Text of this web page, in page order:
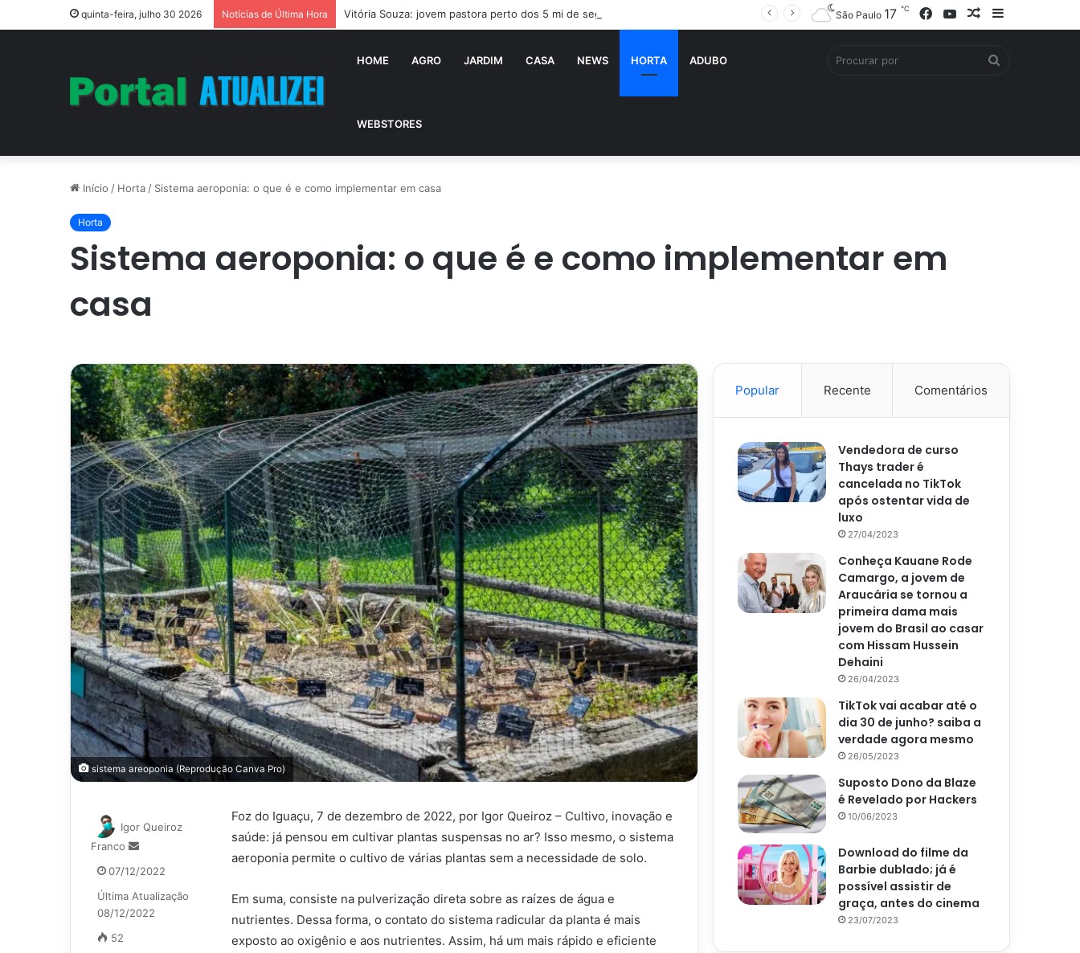
quinta-feira, julho 30 2026 Notícias de Última Hora Vitória Souza: jovem pastora perto dos 5 mi de seguidores na web
Barra
Artigo
YouTube
Facebook
São Paulo 17 ℃
HOME AGRO JARDIM CASA NEWS HORTA ADUBO
WEBSTORES
Início / Horta / Sistema aeroponia: o que é e como implementar em casa
Horta
Sistema aeroponia: o que é e como implementar em
casa
sistema areoponia (Reprodução Canva Pro)
Foz do Iguaçu, 7 de dezembro de 2022, por Igor Queiroz – Cultivo, inovação e
saúde: já pensou em cultivar plantas suspensas no ar? Isso mesmo, o sistema
aeroponia permite o cultivo de várias plantas sem a necessidade de solo.
Em suma, consiste na pulverização direta sobre as raízes de água e
nutrientes. Dessa forma, o contato do sistema radicular da planta é mais
exposto ao oxigênio e aos nutrientes. Assim, há um mais rápido e eficiente
Igor Queiroz
Franco
Mande
e-
mail
07/12/2022
Última Atualização
08/12/2022
52
Popular Recente Comentários
Vendedora de curso
Thays trader é
cancelada no TikTok
após ostentar vida de
luxo
27/04/2023
Conheça Kauane Rode
Camargo, a jovem de
Araucária se tornou a
primeira dama mais
jovem do Brasil ao casar
com Hissam Hussein
Dehaini
26/04/2023
TikTok vai acabar até o
dia 30 de junho? saiba a
verdade agora mesmo
26/05/2023
Suposto Dono da Blaze
é Revelado por Hackers
10/06/2023
Download do filme da
Barbie dublado; já é
possível assistir de
graça, antes do cinema
23/07/2023